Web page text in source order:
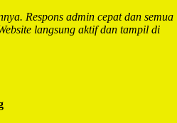
Respons admin cepat dan semua
langsung aktif dan tampil di